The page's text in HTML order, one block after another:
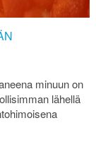
minuun on
lähellä